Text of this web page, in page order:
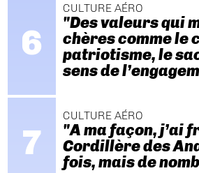
CULTURE AÉRO
"Des valeurs qui
chères comme le
patriotisme, le
sens de
CULTURE AÉRO
"A ma façon, j’ai
Cordillère des
fois, mais de